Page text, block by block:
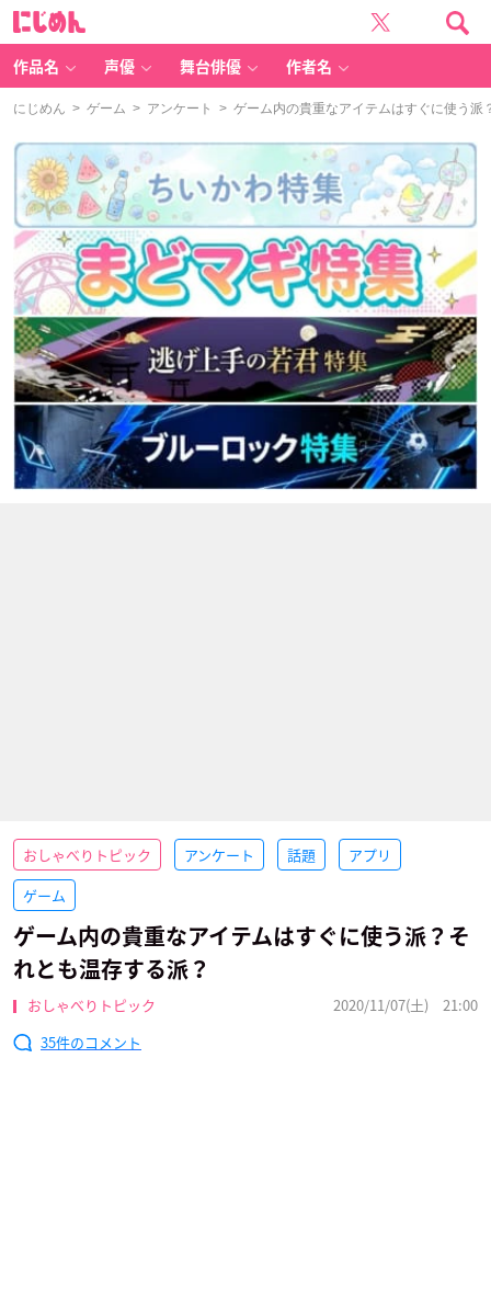
作品名 声優 舞台俳優 作者名
にじめん > ゲーム > アンケート > ゲーム内の貴重なアイテムはすぐに使う派
おしゃべりトピック アンケート 話題
アプリ
ゲーム
ゲーム内の貴重なアイテムはすぐに使う派？そ
れとも温存する派？
おしゃべりトピック
2020/11/07(土) 21:00
35